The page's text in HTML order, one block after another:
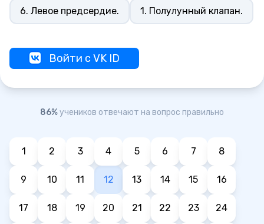
6. Левое предсердие. 1. Полулунный клапан.
Войти с VK ID
86%учеников отвечают на вопрос правильно
1 2 3 4 5 6 7 8
9 10 11 12 13 14 15 16
17 18 19 20 21 22 23 24